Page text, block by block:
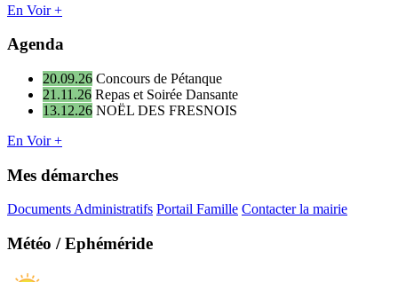
En Voir +
Agenda
20.09.26 Concours de Pétanque
21.11.26 Repas et Soirée Dansante
13.12.26 NOËL DES FRESNOIS
En Voir +
Mes démarches
Documents Administratifs Portail Famille Contacter la mairie
Météo / Ephéméride